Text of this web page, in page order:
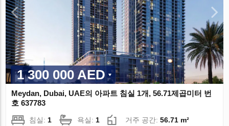
1 300 000 AED
Meydan, Dubai, UAE의 아파트 침실 1개, 56.71제곱미터 번
호 637783
침실: 1 욕실: 1 거주 공간:56.71 m²